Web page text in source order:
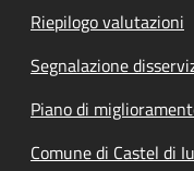
Riepilogo valutazioni
Segnalazione
Piano di
Comune di Castel di